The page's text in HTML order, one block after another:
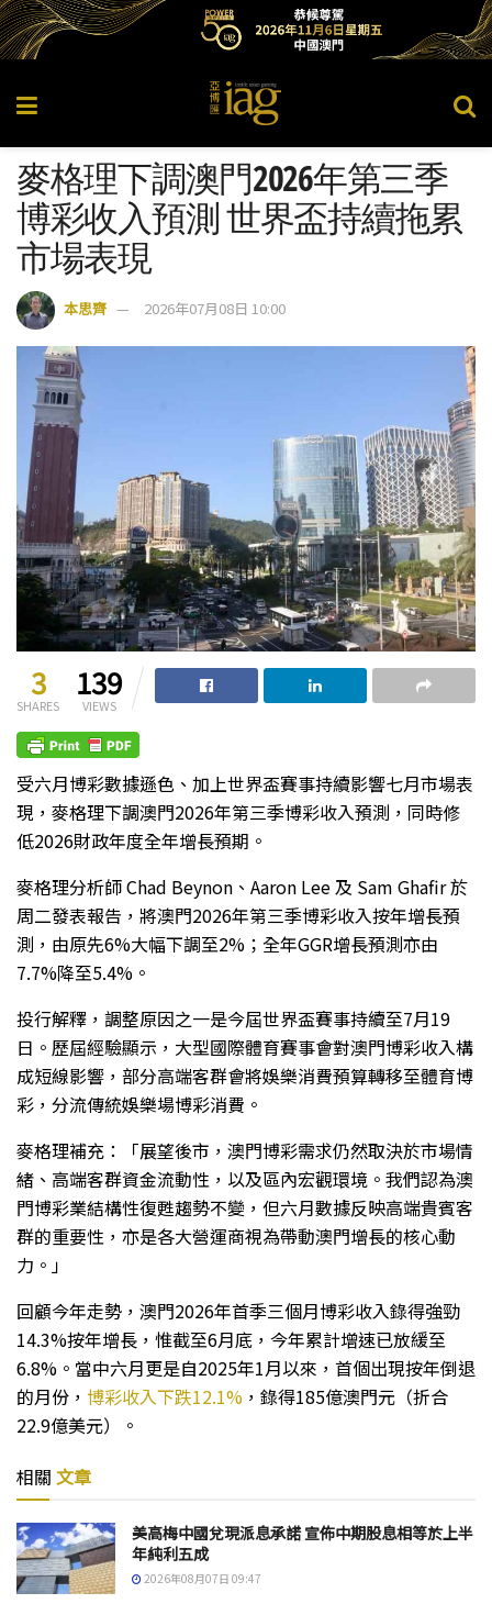
麥格理下調澳門2026年第三季
博彩收入預測 世界盃持續拖累
市場表現
本思齊 2026年07月08日 10:00
3
SHARES
139
VIEWS
受六月博彩數據遜色、加上世界盃賽事持續影響七月市場表
現，麥格理下調澳門2026年第三季博彩收入預測，同時修
低2026財政年度全年增長預期。
麥格理分析師 Chad Beynon、Aaron Lee 及 Sam Ghafir 於
周二發表報告，將澳門2026年第三季博彩收入按年增長預
測，由原先6%大幅下調至2%；全年GGR增長預測亦由
7.7%降至5.4%。
投行解釋，調整原因之一是今屆世界盃賽事持續至7月19
日。歷屆經驗顯示，大型國際體育賽事會對澳門博彩收入構
成短線影響，部分高端客群會將娛樂消費預算轉移至體育博
彩，分流傳統娛樂場博彩消費。
麥格理補充：「展望後市，澳門博彩需求仍然取決於市場情
緒、高端客群資金流動性，以及區內宏觀環境。我們認為澳
門博彩業結構性復甦趨勢不變，但六月數據反映高端貴賓客
群的重要性，亦是各大營運商視為帶動澳門增長的核心動
力。」
回顧今年走勢，澳門2026年首季三個月博彩收入錄得強勁
14.3%按年增長，惟截至6月底，今年累計增速已放緩至
6.8%。當中六月更是自2025年1月以來，首個出現按年倒退
的月份， 博彩收入下跌12.1% ，錄得185億澳門元（折合
22.9億美元）。
相關 文章
美高梅中國兌現派息承諾 宣佈中期股息相等於上半
年純利五成
2026年08月07日 09:47